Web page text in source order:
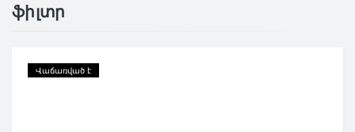
ֆիլտր
Վաճառված է